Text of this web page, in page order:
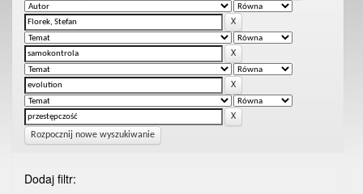
Rozpocznij nowe wyszukiwanie
Dodaj filtr: